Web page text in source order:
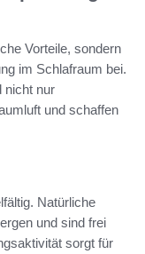
Vorteile, sondern
im Schlafraum bei.
nicht nur
und schaffen
Natürliche
und sind frei
sorgt für